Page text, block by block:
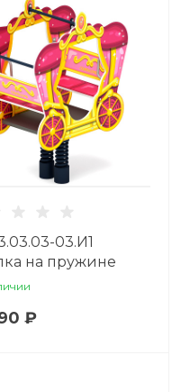
03.И1
на пружине
Золотая
₽